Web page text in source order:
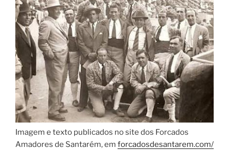
Imagem e texto publicados no site dos Forcados
Amadores de Santarém, em forcadosdesantarem.com/